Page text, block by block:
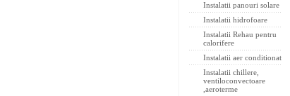
Instalatii panouri solare
Instalatii hidrofoare
Instalatii Rehau pentru
calorifere
Instalatii aer conditionat
Instalatii chillere,
ventiloconvectoare
,aeroterme